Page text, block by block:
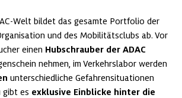
Welt bildet das gesamte Portfolio der
und des Mobilitätsclubs ab. Vor
einen Hubschrauber der ADAC
nehmen, im Verkehrslabor werden
unterschiedliche Gefahrensituationen
gibt es exklusive Einblicke hinter die